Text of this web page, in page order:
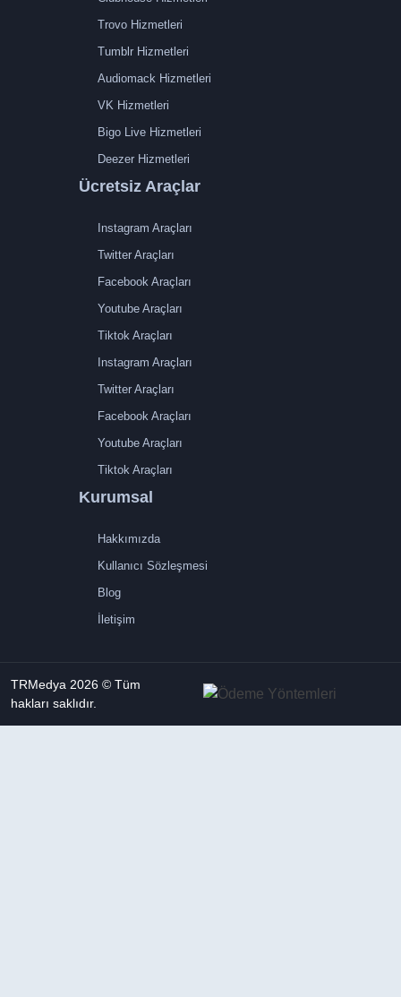
Trovo Hizmetleri
Tumblr Hizmetleri
Audiomack Hizmetleri
VK Hizmetleri
Bigo Live Hizmetleri
Deezer Hizmetleri
Ücretsiz Araçlar
Instagram Araçları
Twitter Araçları
Facebook Araçları
Youtube Araçları
Tiktok Araçları
Instagram Araçları
Twitter Araçları
Facebook Araçları
Youtube Araçları
Tiktok Araçları
Kurumsal
Hakkımızda
Kullanıcı Sözleşmesi
Blog
İletişim
TRMedya 2026 © Tüm
hakları saklıdır.